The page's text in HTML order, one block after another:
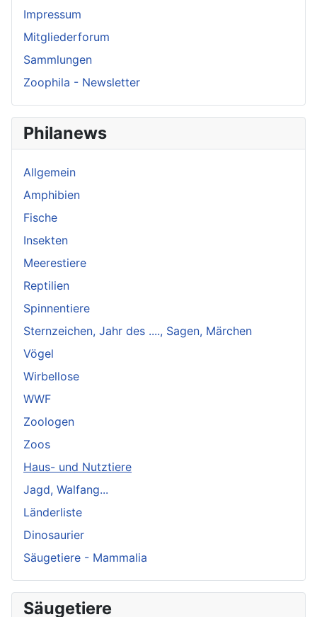
Impressum
Mitgliederforum
Sammlungen
Zoophila - Newsletter
Philanews
Allgemein
Amphibien
Fische
Insekten
Meerestiere
Reptilien
Spinnentiere
Sternzeichen, Jahr des ...., Sagen, Märchen
Vögel
Wirbellose
WWF
Zoologen
Zoos
Haus- und Nutztiere
Jagd, Walfang...
Länderliste
Dinosaurier
Säugetiere - Mammalia
Säugetiere